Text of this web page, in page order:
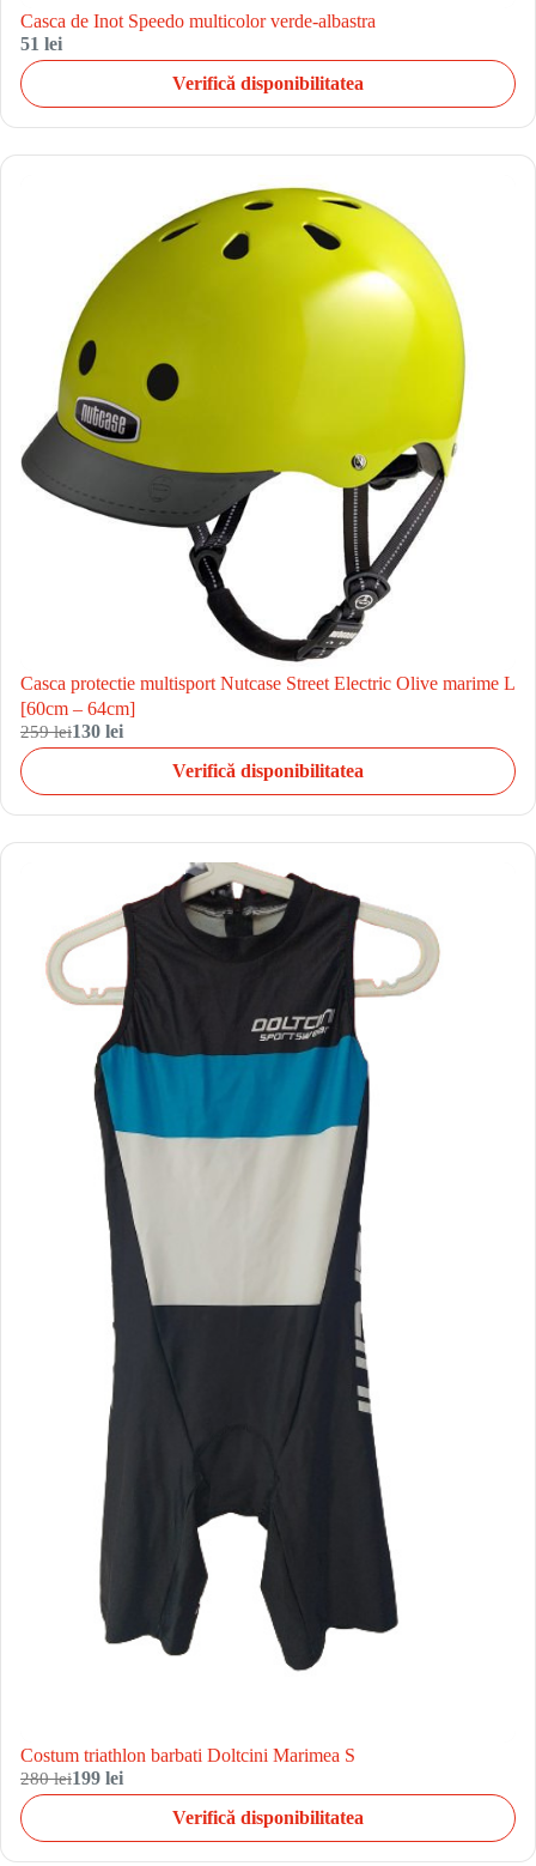
Casca de Inot Speedo multicolor verde-albastra
51 lei
Verifică disponibilitatea
Casca protectie multisport Nutcase Street Electric Olive marime L
[60cm – 64cm]
259 lei130 lei
Verifică disponibilitatea
Costum triathlon barbati Doltcini Marimea S
280 lei199 lei
Verifică disponibilitatea